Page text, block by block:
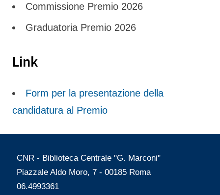
Commissione Premio 2026
Graduatoria Premio 2026
Link
Form per la presentazione della
candidatura al Premio
CNR - Biblioteca Centrale "G. Marconi"
Piazzale Aldo Moro, 7 - 00185 Roma
06.4993361